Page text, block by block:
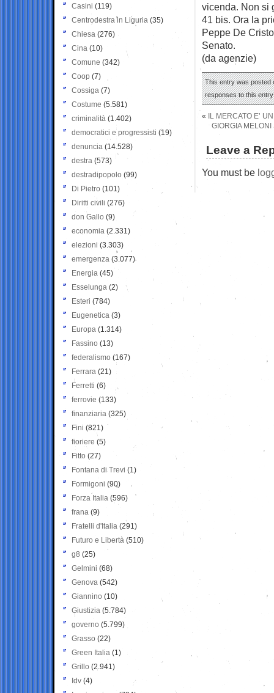
vicenda. Non si
41 bis. Ora la
Peppe De
Senato.
(da agenzie)
This entry was posted
responses to this
«
IL MERCATO E’
GIORGIA
Leave a
You must be
Casini (119)
Centrodestra in Liguria (35)
Chiesa (276)
Cina (10)
Comune (342)
Coop (7)
Cossiga (7)
Costume (5.581)
criminalità (1.402)
democratici e progressisti (19)
denuncia (14.528)
destra (573)
destradipopolo (99)
Di Pietro (101)
Diritti civili (276)
don Gallo (9)
economia (2.331)
elezioni (3.303)
emergenza (3.077)
Energia (45)
Esselunga (2)
Esteri (784)
Eugenetica (3)
Europa (1.314)
Fassino (13)
federalismo (167)
Ferrara (21)
Ferretti (6)
ferrovie (133)
finanziaria (325)
Fini (821)
fioriere (5)
Fitto (27)
Fontana di Trevi (1)
Formigoni (90)
Forza Italia (596)
frana (9)
Fratelli d'Italia (291)
Futuro e Libertà (510)
g8 (25)
Gelmini (68)
Genova (542)
Giannino (10)
Giustizia (5.784)
governo (5.799)
Grasso (22)
Green Italia (1)
Grillo (2.941)
Idv (4)